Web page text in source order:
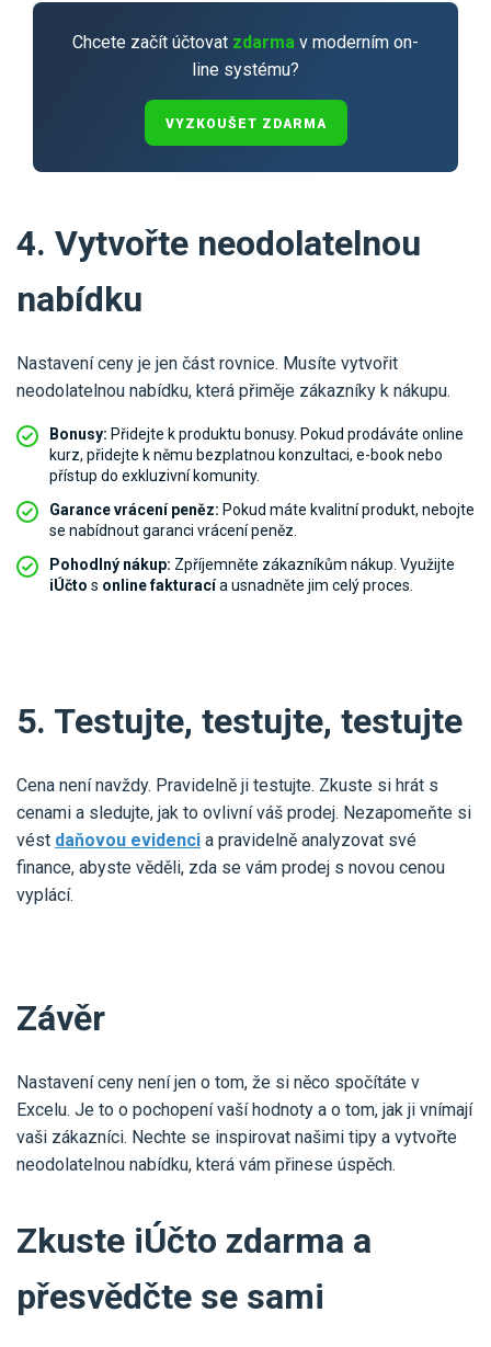
Chcete začít účtovat zdarma v moderním on-
line systému?
VYZKOUŠET ZDARMA
4. Vytvořte neodolatelnou
nabídku
Nastavení ceny je jen část rovnice. Musíte vytvořit
neodolatelnou nabídku, která přiměje zákazníky k nákupu.
Bonusy: Přidejte k produktu bonusy. Pokud prodáváte online
kurz, přidejte k němu bezplatnou konzultaci, e-book nebo
přístup do exkluzivní komunity.
Garance vrácení peněz: Pokud máte kvalitní produkt, nebojte
se nabídnout garanci vrácení peněz.
Pohodlný nákup: Zpříjemněte zákazníkům nákup. Využijte
iÚčto s online fakturacía usnadněte jim celý proces.
5. Testujte, testujte, testujte
Cena není navždy. Pravidelně ji testujte. Zkuste si hrát s
cenami a sledujte, jak to ovlivní váš prodej. Nezapomeňte si
vést daňovou evidenci a pravidelně analyzovat své
finance, abyste věděli, zda se vám prodej s novou cenou
vyplácí.
Závěr
Nastavení ceny není jen o tom, že si něco spočítáte v
Excelu. Je to o pochopení vaší hodnoty a o tom, jak ji vnímají
vaši zákazníci. Nechte se inspirovat našimi tipy a vytvořte
neodolatelnou nabídku, která vám přinese úspěch.
Zkuste iÚčto zdarma a
přesvědčte se sami